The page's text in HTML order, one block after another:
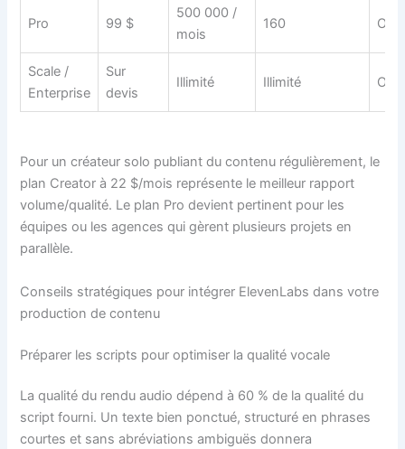
Pro 99 $
500 000 /
mois
160 Oui
Scale /
Enterprise
Sur
devis
Illimité Illimité Oui
Pour un créateur solo publiant du contenu régulièrement, le
plan Creator à 22 $/mois représente le meilleur rapport
volume/qualité. Le plan Pro devient pertinent pour les
équipes ou les agences qui gèrent plusieurs projets en
parallèle.
Conseils stratégiques pour intégrer ElevenLabs dans votre
production de contenu
Préparer les scripts pour optimiser la qualité vocale
La qualité du rendu audio dépend à 60 % de la qualité du
script fourni. Un texte bien ponctué, structuré en phrases
courtes et sans abréviations ambiguës donnera